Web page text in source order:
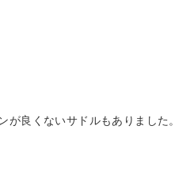
良くないサドルもありました。